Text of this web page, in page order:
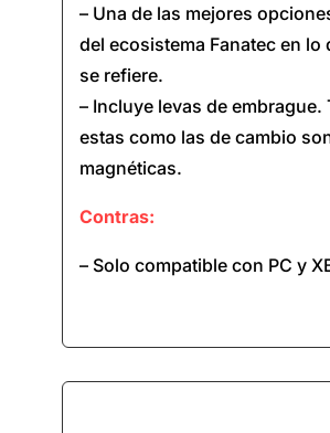
– Una de las mejores
del ecosistema Fanatec en lo
se refiere.
– Incluye levas de embrague.
estas como las de cambio
magnéticas.
Contras:
– Solo compatible con PC y